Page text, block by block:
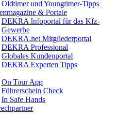
Oldtimer und Youngtimer-Tipps
& Portale
DEKRA Infoportal für das Kfz-
Gewerbe
DEKRA.net Mitgliederportal
DEKRA Professional
Globales Kundenportal
DEKRA Experten Tipps
On Tour App
Führerschein Check
In Safe Hands